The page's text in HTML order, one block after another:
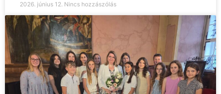
2026. június 12. Nincs hozzászólás